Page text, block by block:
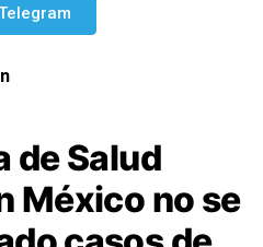
de Salud
México no se